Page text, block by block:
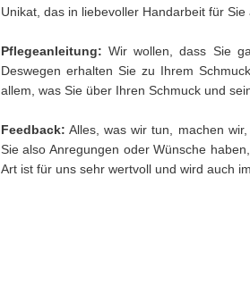
Unikat, das in liebevoller Handarbeit für Sie
Pflegeanleitung: Wir wollen, dass Sie
Deswegen erhalten Sie zu Ihrem
allem, was Sie über Ihren Schmuck und
Feedback: Alles, was wir tun, machen
Sie also Anregungen oder Wünsche
Art ist für uns sehr wertvoll und wird auch